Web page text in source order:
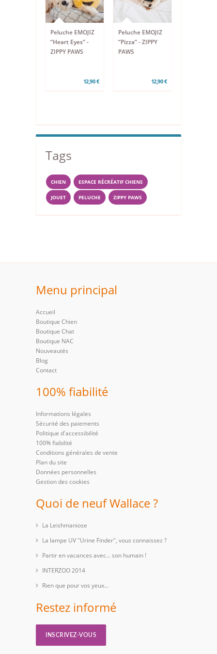
Peluche EMOJIZ
“Heart Eyes” -
ZIPPY PAWS
12,90 €
Peluche EMOJIZ
“Pizza” - ZIPPY
PAWS
12,90 €
Tags
CHIEN ESPACE RÉCRÉATIF CHIENS
JOUET PELUCHE ZIPPY PAWS
Menu principal
Accueil
Boutique Chien
Boutique Chat
Boutique NAC
Nouveautés
Blog
Contact
100% fiabilité
Informations légales
Sécurité des paiements
Politique d'accessibilité
100% fiabilité
Conditions générales de vente
Plan du site
Données personnelles
Gestion des cookies
Quoi de neuf Wallace ?
La Leishmaniose
La lampe UV "Urine Finder", vous connaissez ?
Partir en vacances avec… son humain !
INTERZOO 2014
Rien que pour vos yeux...
Restez informé
INSCRIVEZ-VOUS